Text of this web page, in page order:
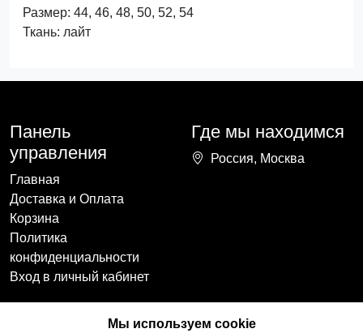
Размер: 44, 46, 48, 50, 52, 54
Ткань: лайт
Панель
управления
Главная
Доставка и Оплата
Корзина
Политика
конфиденциальности
Вход в личный кабинет
Где мы находимся
Россия, Москва
Наши контакты
Мы в социальных
Мы используем cookie